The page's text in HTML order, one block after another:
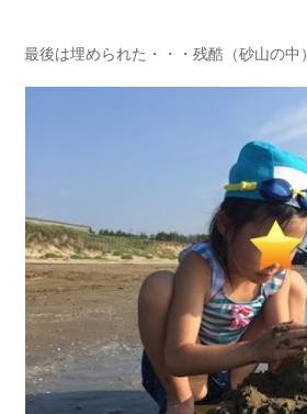
最後は埋められた・・・残酷（砂山の中）